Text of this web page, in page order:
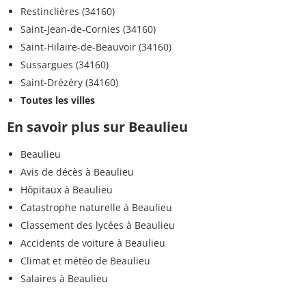
Restinclières (34160)
Saint-Jean-de-Cornies (34160)
Saint-Hilaire-de-Beauvoir (34160)
Sussargues (34160)
Saint-Drézéry (34160)
Toutes les villes
En savoir plus sur Beaulieu
Beaulieu
Avis de décès à Beaulieu
Hôpitaux à Beaulieu
Catastrophe naturelle à Beaulieu
Classement des lycées à Beaulieu
Accidents de voiture à Beaulieu
Climat et météo de Beaulieu
Salaires à Beaulieu